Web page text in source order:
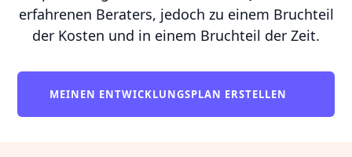
erfahrenen Beraters, jedoch zu einem Bruchteil
der Kosten und in einem Bruchteil der Zeit.
MEINEN ENTWICKLUNGSPLAN ERSTELLEN